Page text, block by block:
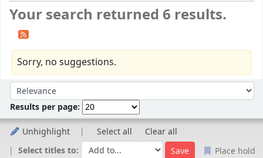
Your search returned 6 results.
Sorry, no suggestions.
Sort by:
Results per page:
Unhighlight Select all
Clear all
Select titles to:
Place hold